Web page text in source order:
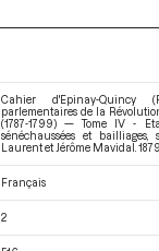
Cahier d'Epinay-Quincy
parlementaires de la
(1787-1799) — Tome IV -
sénéchaussées et bailliages ,
Laurent et Jérôme Mavidal.
Français
2